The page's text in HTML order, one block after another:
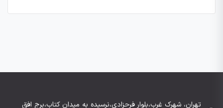
تهران، شهرک غرب،بلوار فرحزادی،نرسیده به میدان کتاب،برج افق